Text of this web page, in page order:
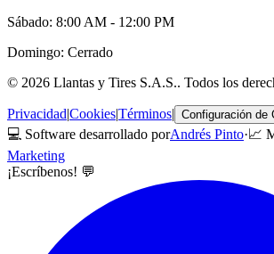
Sábado: 8:00 AM - 12:00 PM
Domingo: Cerrado
© 2026 Llantas y Tires S.A.S.. Todos los
Privacidad|Cookies|Términos| Configuración de
💻 Software desarrollado porAndrés Pinto·📈
Marketing
¡Escríbenos! 💬